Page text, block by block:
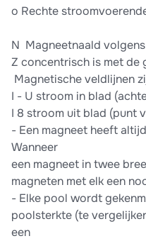
o Rechte
N ­ Magneetnaald
Z concentrisch is met de
Magnetische veldlijnen
I - U stroom in blad
I 8 stroom uit blad (punt
- Een magneet heeft
Wanneer
een magneet in twee
magneten met elk een
- Elke pool wordt
poolsterkte (te
een